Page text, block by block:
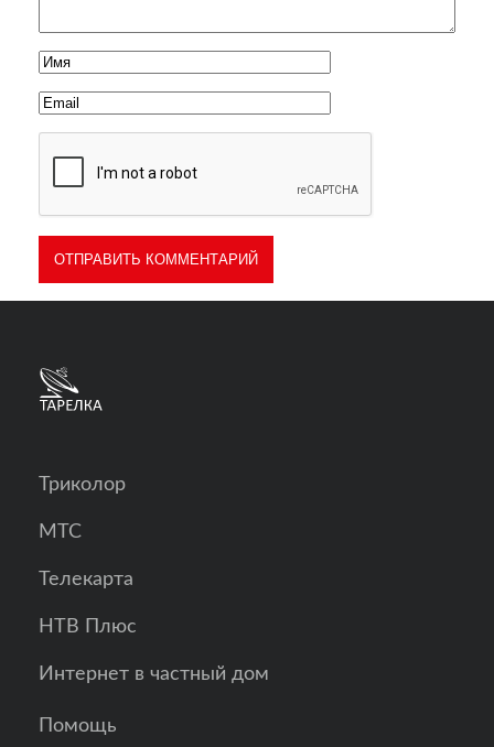
Триколор
МТС
Телекарта
НТВ Плюс
Интернет в частный дом
Помощь